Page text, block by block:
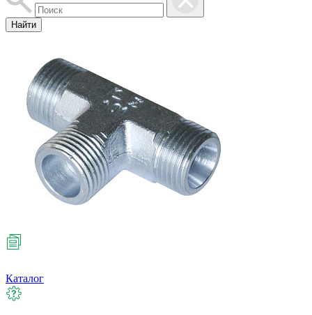
Найти
Каталог